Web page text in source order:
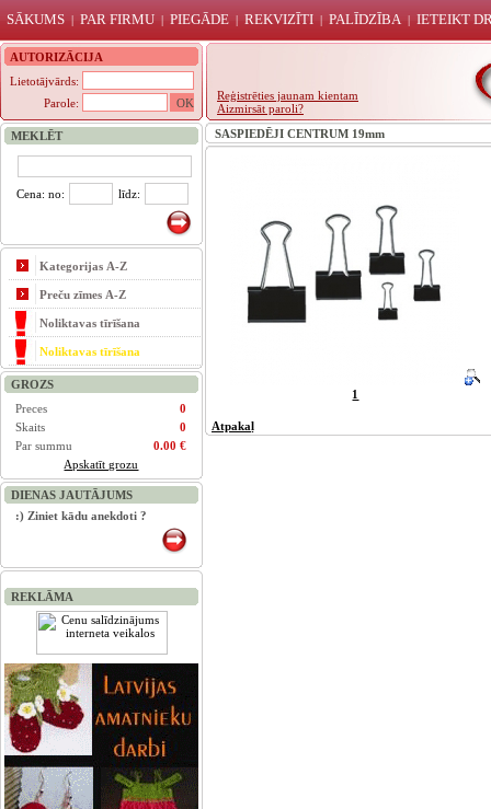
SĀKUMS | PAR FIRMU| PIEGĀDE | REKVIZĪTI | PALĪDZĪBA | IETEIKT
AUTORIZĀCIJA
Lietotājvārds:
Parole:
Reģistrēties jaunam kientam
Aizmirsāt paroli?
MEKLĒT
Cena: no: līdz:
Kategorijas A-Z
Preču zīmes A-Z
Noliktavas tīrīšana
Noliktavas tīrīšana
GROZS
Preces
0
Skaits
0
Par summu
0.00 €
Apskatīt grozu
DIENAS JAUTĀJUMS
:) Ziniet kādu anekdoti ?
REKLĀMA
SASPIEDĒJI CENTRUM 19mm
1
Atpakaļ